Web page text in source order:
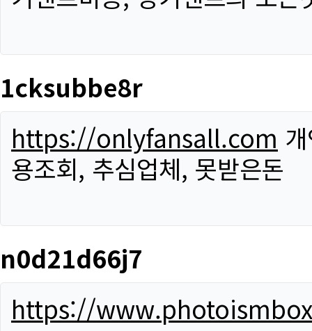
1cksubbe8r
https://onlyfansall.com
용조회, 추심업체, 못받은돈
n0d21d66j7
https://